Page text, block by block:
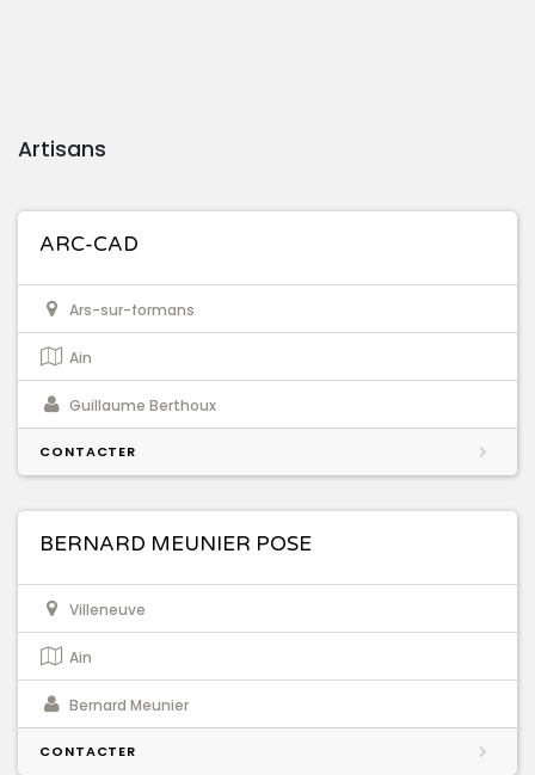
Artisans
ARC-CAD
Ars-sur-formans
Ain
Guillaume Berthoux
CONTACTER
BERNARD MEUNIER POSE
Villeneuve
Ain
Bernard Meunier
CONTACTER